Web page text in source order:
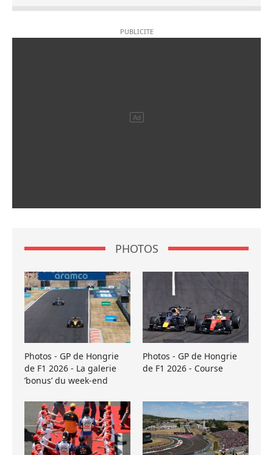
PHOTOS
Photos - GP de Hongrie
de F1 2026 - La galerie
’bonus’ du week-end
Photos - GP de Hongrie
de F1 2026 - Course